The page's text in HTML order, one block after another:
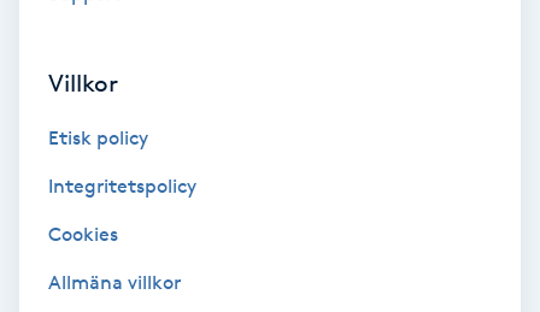
Fransar
Fransborttagning
Fransfärgning
Fransförlängning Megavolym
Villkor
Etisk policy
Integritetspolicy
Cookies
Allmäna villkor